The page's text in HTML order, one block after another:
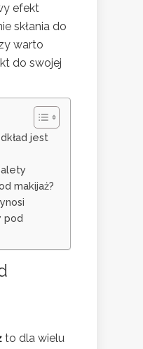
efekt
skłania do
warto
do swojej
jest
makijaż?
pod
to dla wielu